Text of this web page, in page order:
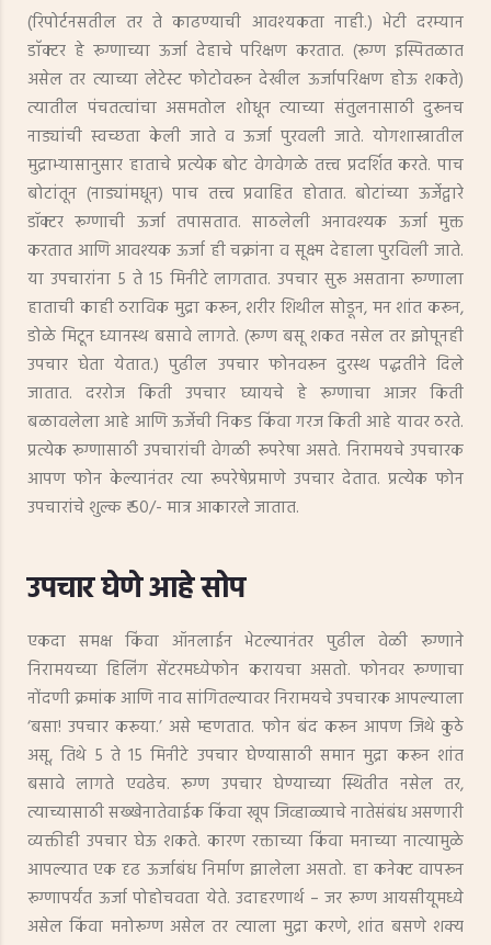
(रिपोर्टनसतील तर ते काढण्याची आवश्‍यकता नाही.) भेटी दरम्यान
डाॅक्टर हे रूग्णाच्या ऊर्जा देहाचे परिक्षण करतात. (रूग्ण इस्पितळात
असेल तर त्याच्या लेटेस्ट फोटोवरून देखील ऊर्जापरिक्षण होऊ शकते)
त्यातील पंचतत्वांचा असमतोल शोधून त्याच्या संतुलनासाठी दुरूनच
नाड्यांची स्वच्छता केली जाते व ऊर्जा पुरवली जाते. योगशास्त्रातील
मुद्राभ्यासानुसार हाताचे प्रत्येक बोट वेगवेगळे तत्त्व प्रदर्शित करते. पाच
बोटांतून (नाड्यांमधून) पाच तत्त्व प्रवाहित होतात. बोटांच्या ऊर्जेद्वारे
डॉक्टर रूग्णाची ऊर्जा तपासतात. साठलेली अनावश्यक ऊर्जा मुक्त
करतात आणि आवश्यक ऊर्जा ही चक्रांना व सूक्ष्म देहाला पुरविली जाते.
या उपचारांना 5 ते 15 मिनीटे लागतात. उपचार सुरू असताना रूग्णाला
हाताची काही ठराविक मुद्रा करून, शरीर शिथील सोडून, मन शांत करून,
डोळे मिटून ध्यानस्थ बसावे लागते. (रूग्ण बसू शकत नसेल तर झोपूनही
उपचार घेता येतात.) पुढील उपचार फोनवरून दुरस्थ पद्धतीने दिले
जातात. दररोज किती उपचार घ्यायचे हे रूग्णाचा आजर किती
बळावलेला आहे आणि ऊर्जेची निकड किंवा गरज किती आहे यावर ठरते.
प्रत्येक रूग्णासाठी उपचारांची वेगळी रूपरेषा असते. निरामयचे उपचारक
आपण फोन केल्यानंतर त्या रूपरेषेप्रमाणे उपचार देतात. प्रत्येक फोन
उपचारांचे शुल्क ₹ 50/- मात्र आकारले जातात.
उपचार घेणे आहे सोप
एकदा समक्ष किंवा ऑनलाईन भेटल्यानंतर पुढील वेळी रूग्णाने
निरामयच्या हिलिंग सेंटरमध्येफोन करायचा असतो. फोनवर रूग्णाचा
नोंदणी क्रमांक आणि नाव सांगितल्यावर निरामयचे उपचारक आपल्याला
‘बसा! उपचार करूया.’ असे म्हणतात. फोन बंद करून आपण जिथे कुठे
असू, तिथे 5 ते 15 मिनीटे उपचार घेण्यासाठी समान मुद्रा करून शांत
बसावे लागते एवढेच. रूग्ण उपचार घेण्याच्या स्थितीत नसेल तर,
त्याच्यासाठी सख्खेनातेवाईक किंवा खूप जिव्हाळ्याचे नातेसंबंध असणारी
व्यक्तीही उपचार घेऊ शकते. कारण रक्ताच्या किंवा मनाच्या नात्यामुळे
आपल्यात एक दृढ ऊर्जाबंध निर्माण झालेला असतो. हा कनेक्ट वापरून
रूग्णापर्यंत ऊर्जा पोहोचवता येते. उदाहरणार्थ – जर रूग्ण आयसीयूमध्ये
असेल किंवा मनोरूग्ण असेल तर त्याला मुद्रा करणे, शांत बसणे शक्य